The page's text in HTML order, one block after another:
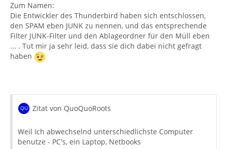
Zum Namen:
Die Entwickler des Thunderbird haben sich entschlossen,
den SPAM eben JUNK zu nennen, und das entsprechende
Filter JUNK-Filter und den Ablageordner für den Müll eben
... . Tut mir ja sehr leid, dass sie dich dabei nicht gefragt
haben
Zitat von QuoQuoRoots
Weil Ich abwechselnd unterschiedlichste Computer
benutze - PC's, ein Laptop, Netbooks